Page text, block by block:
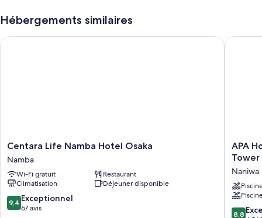
Hébergements similaires
Centara
Life
Namba
Hotel
Osaka
Namba
Centara Life Namba Hotel Osaka
Namba
Wi-Fi gratuit
Restaurant
Climatisation
Déjeuner disponible
9.4
sur
9,4 Exceptionnel
67 avis
Centara Life Namba Hotel Osaka
APA
Hotel
Resort
Osaka
Namba
Ekimae
APA
Tower
Naniwa
8.8
8,8
APA